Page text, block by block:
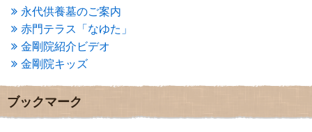
2013年4月(1)
2013年3月
(4)
2013年2月(6)
2013年1月(6)
2012年12月(7)
2012年10月(5)
2012年9月
(8)
永代供養墓のご案内
赤門テラス「なゆた」
金剛院紹介ビデオ
金剛院キッズ
ブックマーク